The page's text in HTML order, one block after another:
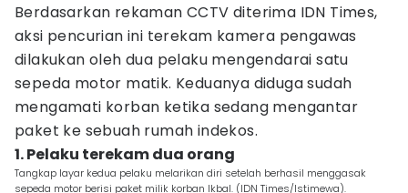
Berdasarkan rekaman CCTV diterima IDN Times,
aksi pencurian ini terekam kamera pengawas
dilakukan oleh dua pelaku mengendarai satu
sepeda motor matik. Keduanya diduga sudah
mengamati korban ketika sedang mengantar
paket ke sebuah rumah indekos.
1. Pelaku terekam dua orang
Tangkap layar kedua pelaku melarikan diri setelah berhasil menggasak
sepeda motor berisi paket milik korban Ikbal. (IDN Times/Istimewa).